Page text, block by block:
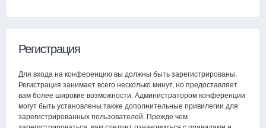
Регистрация
Для входа на конференцию вы должны быть зарегистрированы.
Регистрация занимает всего несколько минут, но предоставляет
вам более широкие возможности. Администратором конференции
могут быть установлены также дополнительные привилегии для
зарегистрированных пользователей. Прежде чем